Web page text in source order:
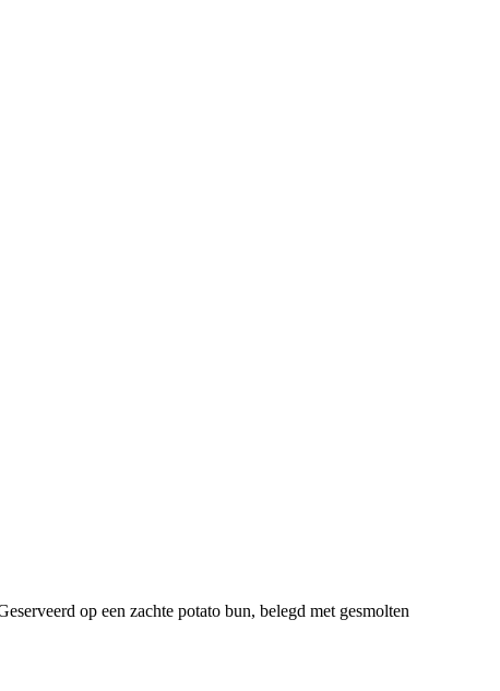
op een zachte potato bun, belegd met gesmolten